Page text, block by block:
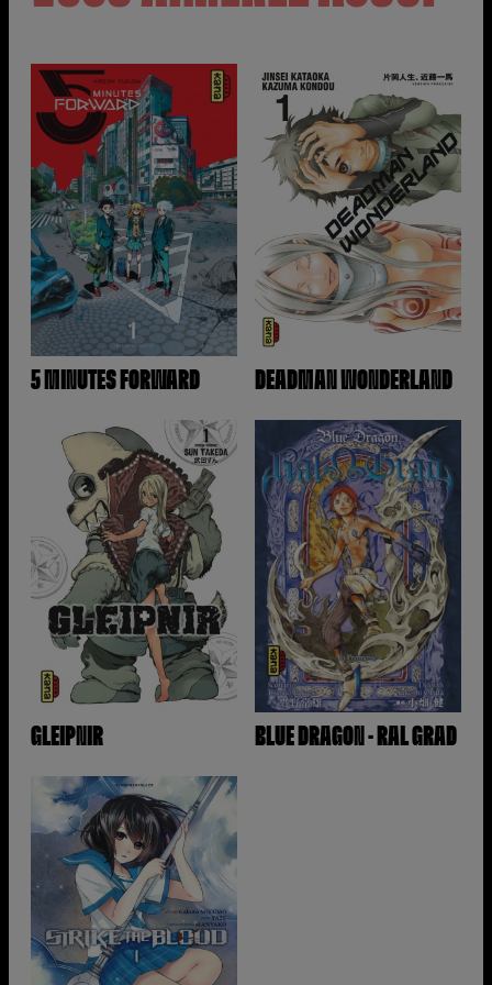
5 MINUTES FORWARD DEADMAN WONDERLAND
GLEIPNIR BLUE DRAGON - RAL GRAD